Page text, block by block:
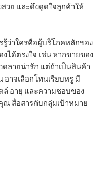
วย และดึงดูดใจลูกค้าให้
รู้ว่าใครคือผู้บริโภคหลักของ
ด้ตรงใจ เช่น หากขายของ
ดลายน่ารัก แต่ถ้าเป็นสินค้า
าจเลือกโทนเรียบหรู มี
ล์ อายุ และความชอบของ
ณ สื่อสารกับกลุ่มเป้าหมาย